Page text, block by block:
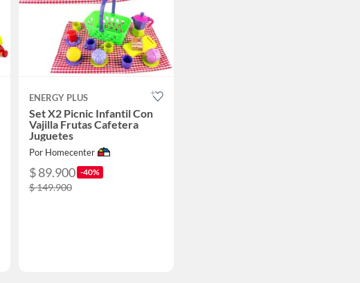
ENERGY PLUS
Set X2 Picnic Infantil Con
Vajilla Frutas Cafetera
Juguetes
Por Homecenter
$ 89.900 -40%
$ 149.900